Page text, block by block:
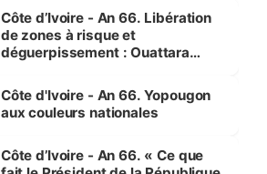
milieu des sinistrés
Côte d’Ivoire - An 66. Libération
de zones à risque et
déguerpissement : Ouattara
l'Etat de droit pour préserver les
vies humaines »
Côte d'Ivoire - An 66. Yopougon
aux couleurs nationales
Côte d’Ivoire - An 66. « Ce que